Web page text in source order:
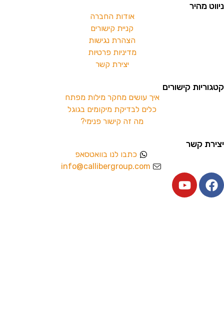
ניווט מהיר
אודות החברה
קניית קישורים
הצהרת נגישות
מדיניות פרטיות
יצירת קשר
קטגוריות קישורים
איך עושים מחקר מילות מפתח
כלים לבדיקת מיקומים בגוגל
מה זה קישור פנימי?
יצירת קשר
כתבו לנו בוואטסאפ
info@callibergroup.com